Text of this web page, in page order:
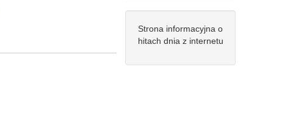
Strona informacyjna o
hitach dnia z internetu